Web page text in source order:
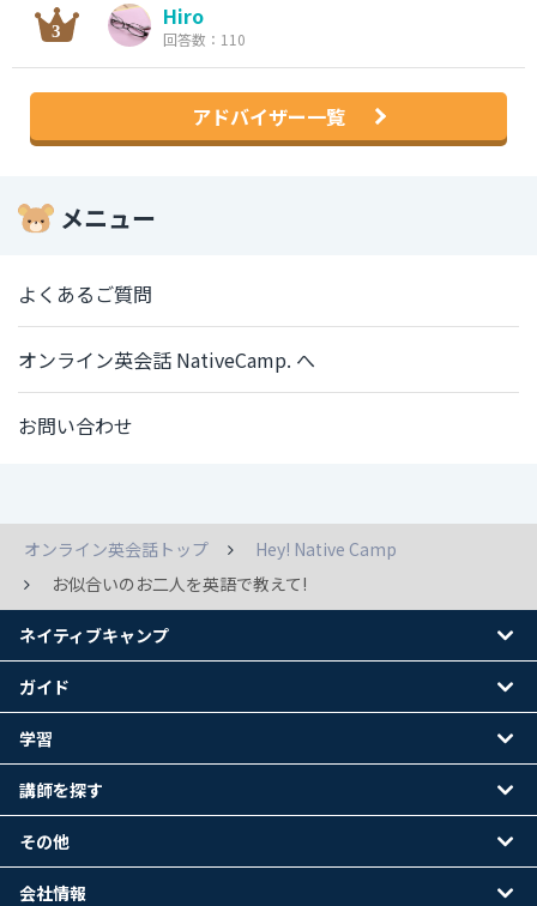
Hiro
回答数：110
アドバイザー一覧
メニュー
よくあるご質問
オンライン英会話 NativeCamp. へ
お問い合わせ
オンライン英会話トップ
Hey! Native Camp
お似合いのお二人を英語で教えて!
ネイティブキャンプ
ガイド
学習
講師を探す
その他
会社情報